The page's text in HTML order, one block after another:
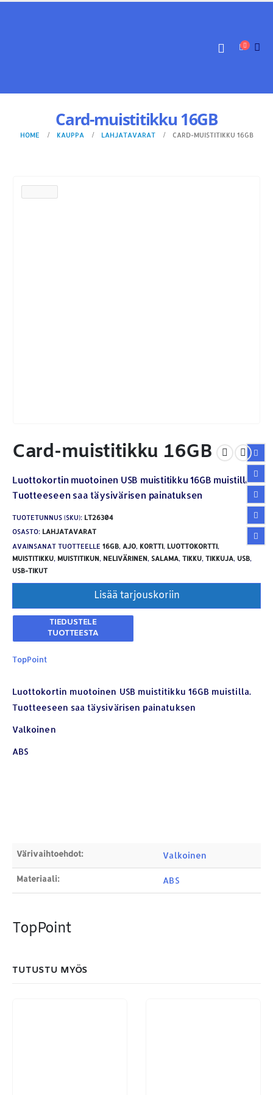
Card-muistitikku 16GB
HOME KAUPPA LAHJATAVARAT CARD-MUISTITIKKU 16GB
Card-muistitikku 16GB
Luottokortin muotoinen USB muistitikku 16GB muistilla.
Tuotteeseen saa täysivärisen painatuksen
TUOTETUNNUS (SKU): LT26304
OSASTO: LAHJATAVARAT
AVAINSANAT TUOTTEELLE 16GB, AJO, KORTTI, LUOTTOKORTTI,
MUISTITIKKU, MUISTITIKUN, NELIVÄRINEN, SALAMA, TIKKU, TIKKUJA, USB,
USB-TIKUT
Lisää tarjouskoriin
TopPoint
Luottokortin muotoinen USB muistitikku 16GB muistilla.
Tuotteeseen saa täysivärisen painatuksen
Valkoinen
ABS
Värivaihtoehdot: Valkoinen
Materiaali: ABS
TopPoint
TUTUSTU MYÖS
Osoite: Hikivuorenkatu 14 C 20, 33710 Tampere
Puhelin:
MAKSUTAPAMME: